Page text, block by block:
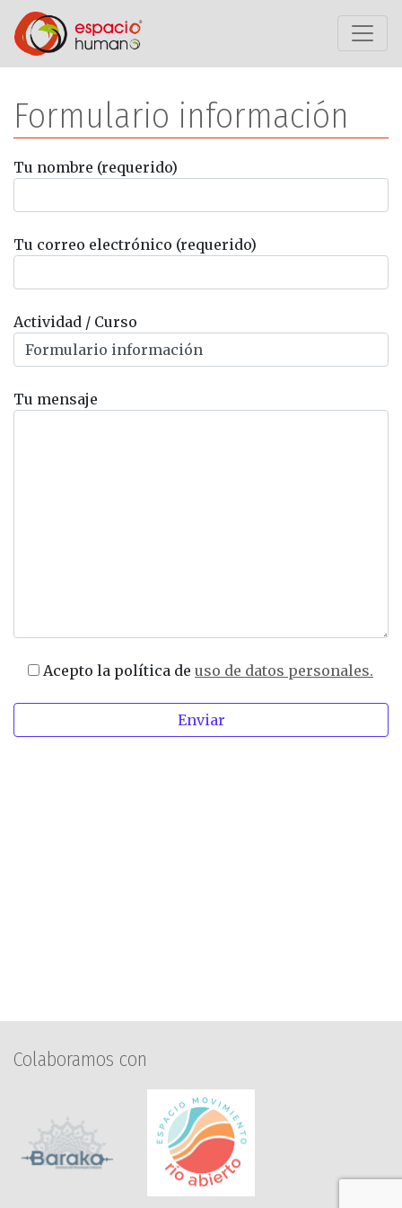
Saltar al contenido
Formulario información
Tu nombre (requerido)
Tu correo electrónico (requerido)
Actividad / Curso
Tu mensaje
Acepto la política de uso de datos personales.
Colaboramos con